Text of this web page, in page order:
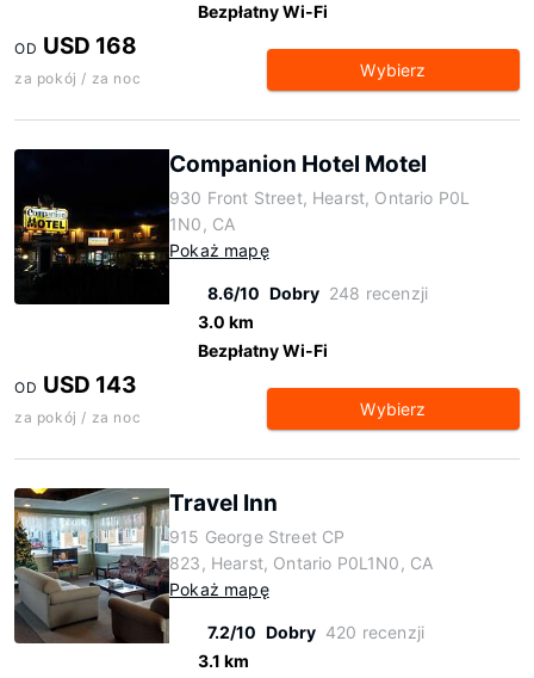
Bezpłatny Wi-Fi
OD USD 168
za pokój / za noc Wybierz
Companion Hotel Motel
930 Front Street, Hearst, Ontario P0L
1N0, CA
Pokaż mapę
8.6/10 Dobry 248 recenzji
3.0 km
Bezpłatny Wi-Fi
OD USD 143
za pokój / za noc Wybierz
Travel Inn
915 George Street CP
823, Hearst, Ontario P0L1N0, CA
Pokaż mapę
7.2/10 Dobry 420 recenzji
3.1 km